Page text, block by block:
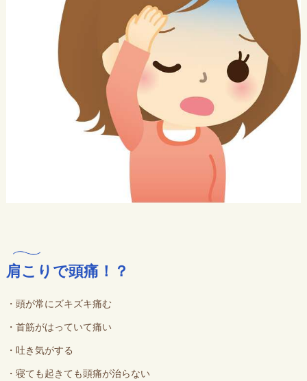
肩こりで頭痛！？
・頭が常にズキズキ痛む
・首筋がはっていて痛い
・吐き気がする
・寝ても起きても頭痛が治らない